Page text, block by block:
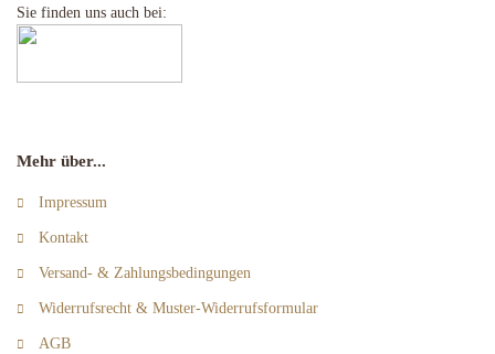
Sie finden uns auch bei:
Mehr über...
Impressum
Kontakt
Versand- & Zahlungsbedingungen
Widerrufsrecht & Muster-Widerrufsformular
AGB